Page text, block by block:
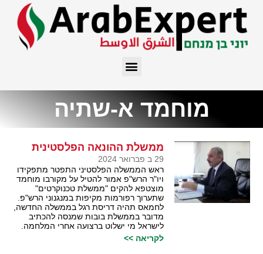
מוחמד א-שתיה
ממשלת ההונאה הפלסטינית
29 ב פברואר 2024
ראש הממשלה הפלסטיני התפטר מתפקידו
ויו"ר הרש"פ אמור להטיל על מקורבו מוחמד
מוצטפא להקים "ממשלת טכנוקרטים"
שתערוך רפורמות מקיפות במנגנוני הרש"פ.
לחמאס תהיה דריסת רגל בממשלה החדשה,
מדובר בממשלת בובות שמנסה להכתיב
לישראל מי ישלוט ברצועה אחרי המלחמה.
לקריאה >>